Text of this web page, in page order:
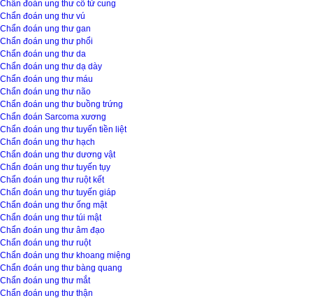
Chẩn đoán ung thư cổ tử cung
Chẩn đoán ung thư vú
Chẩn đoán ung thư gan
Chẩn đoán ung thư phổi
Chẩn đoán ung thư da
Chẩn đoán ung thư dạ dày
Chẩn đoán ung thư máu
Chẩn đoán ung thư não
Chẩn đoán ung thư buồng trứng
Chẩn đoán Sarcoma xương
Chẩn đoán ung thư tuyến tiền liệt
Chẩn đoán ung thư hạch
Chẩn đoán ung thư dương vật
Chẩn đoán ung thư tuyến tụy
Chẩn đoán ung thư ruột kết
Chẩn đoán ung thư tuyến giáp
Chẩn đoán ung thư ống mật
Chẩn đoán ung thư túi mật
Chẩn đoán ung thư âm đạo
Chẩn đoán ung thư ruột
Chẩn đoán ung thư khoang miệng
Chẩn đoán ung thư bàng quang
Chẩn đoán ung thư mắt
Chẩn đoán ung thư thận